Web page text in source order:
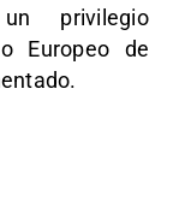
privilegio
Europeo de